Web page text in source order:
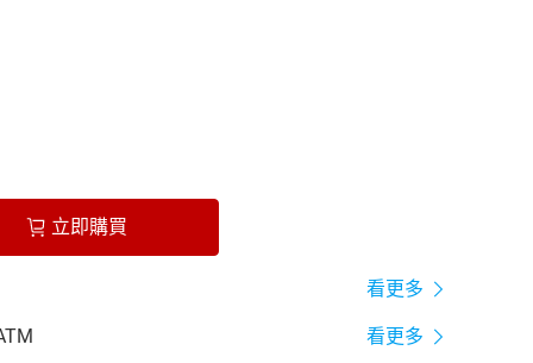
立即購買
看更多
看更多